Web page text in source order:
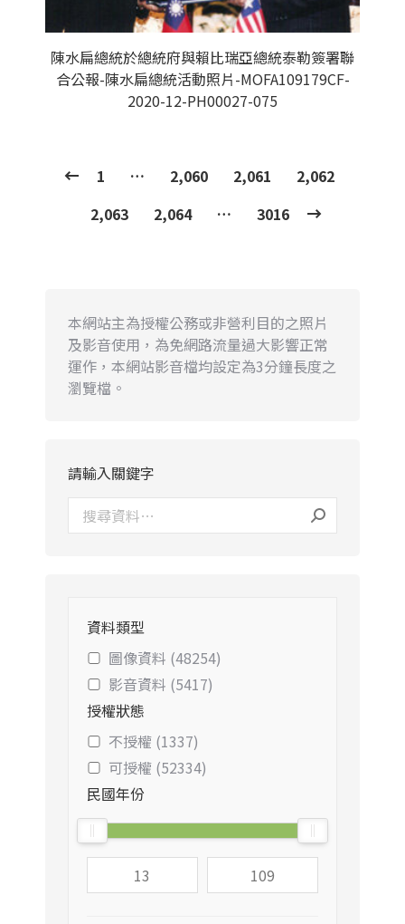
陳水扁總統於總統府與賴比瑞亞總統泰勒簽署聯
合公報-陳水扁總統活動照片-MOFA109179CF-
2020-12-PH00027-075
1 … 2,060 2,061
2,062
2,063
2,064 … 3016
本網站主為授權公務或非營利目的之照片
及影音使用，為免網路流量過大影響正常
運作，本網站影音檔均設定為3分鐘長度之
瀏覽檔。
請輸入關鍵字
資料類型
圖像資料 (48254)
影音資料 (5417)
授權狀態
不授權 (1337)
可授權 (52334)
民國年份